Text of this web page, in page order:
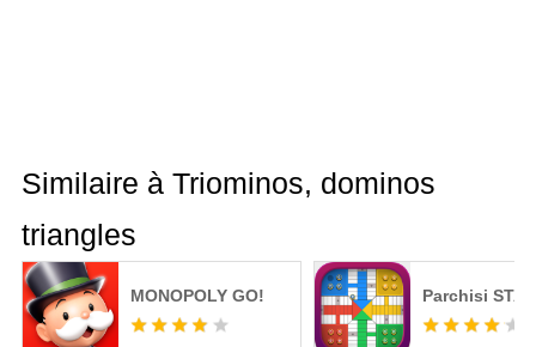
Similaire à Triominos, dominos
triangles
MONOPOLY GO! Parchisi STAR